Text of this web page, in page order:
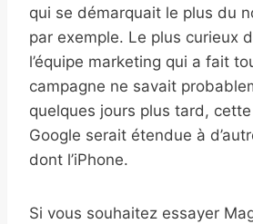
qui se démarquait le plus du
par exemple. Le plus curieux
l’équipe marketing qui a fait
campagne ne savait
quelques jours plus tard,
Google serait étendue à
dont l’iPhone.
Si vous souhaitez essayer